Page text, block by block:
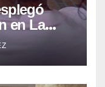
en La